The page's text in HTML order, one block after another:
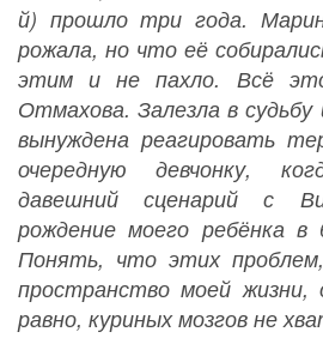
й) прошло три года.
рожала, но что её
этим и не пахло. Всё
Отмахова. Залезла в
вынуждена реагировать
очередную девчонку,
давешний сценарий с
рождение моего ребёнка в
Понять, что этих
пространство моей
равно, куриных мозгов не